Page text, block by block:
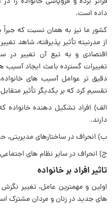
داده است.
کشور ما نیز به همان نسبت که
از مدرنیته تأثیر پذیرفته، شاهد
اقتصادی و به تبع آن تغییر در
تغییرات گسترده باعث ایجاد آسیب
دقیق تر عوامل آسیب های
تقسیم کرد که بر یکدیگر تأثیر
الف) افراد تشکیل دهنده
دارند.
ب) انحراف در ساختارهای مدیریتی،
ج) انحراف در سایر نظام های اجتماعی
تاثیر افراد بر خانواده
اولین و مهمترین عامل، تغییر
های جدید در زنان و مردان مشترک